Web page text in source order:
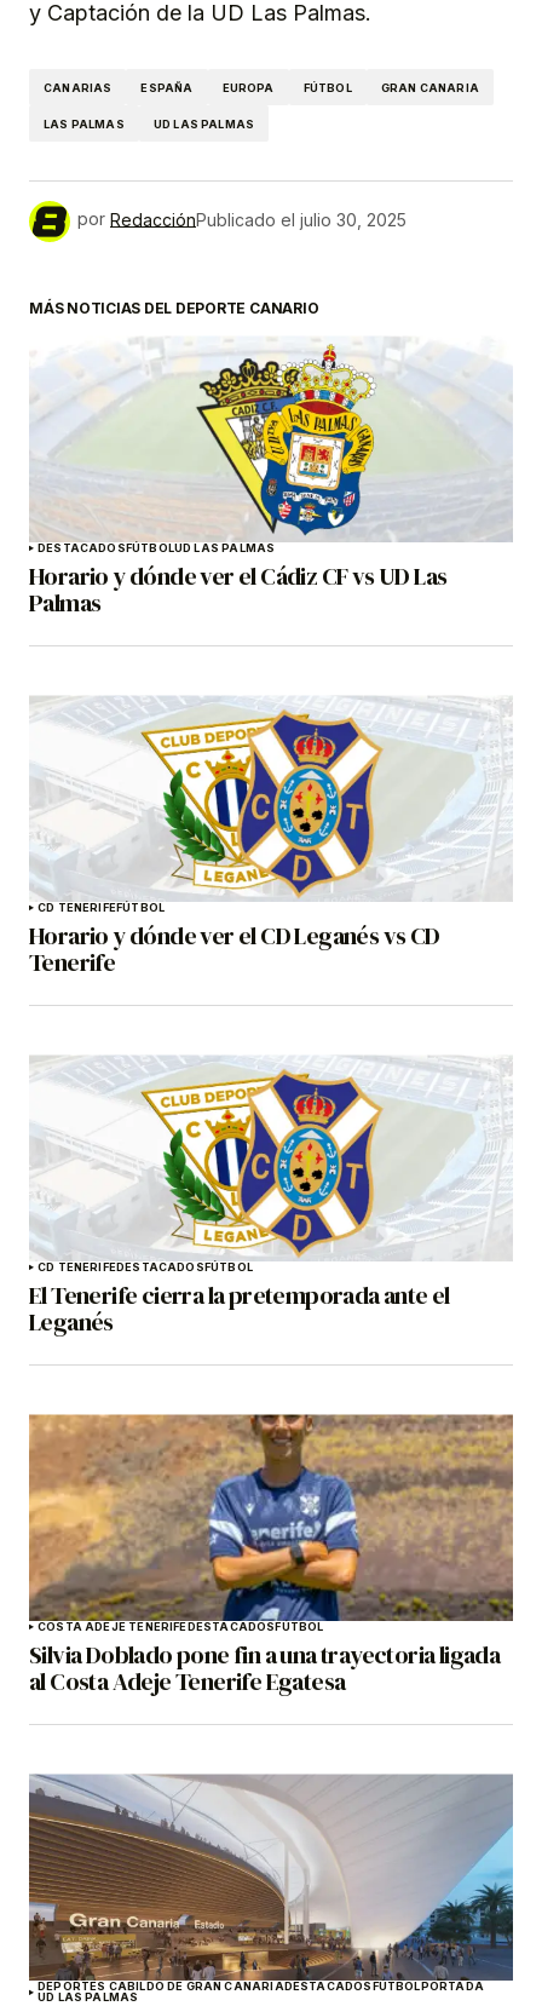
y Captación de la UD Las Palmas.
CANARIAS ESPAÑA EUROPA FÚTBOL GRAN CANARIA
LAS PALMAS UD LAS PALMAS
por RedacciónPublicado el julio 30, 2025
MÁS NOTICIAS DEL DEPORTE CANARIO
DESTACADOS FÚTBOLUD LAS PALMAS
Horario y dónde ver el Cádiz CF vs UD Las
Palmas
CD TENERIFEFÚTBOL
Horario y dónde ver el CD Leganés vs CD
Tenerife
CD TENERIFEDESTACADOS FÚTBOL
El Tenerife cierra la pretemporada ante el
Leganés
COSTA ADEJE TENERIFE DESTACADOS FÚTBOL
Silvia Doblado pone fin a una trayectoria ligada
al Costa Adeje Tenerife Egatesa
DEPORTES CABILDO DE GRAN CANARIADESTACADOS FÚTBOL PORTADA
UD LAS PALMAS